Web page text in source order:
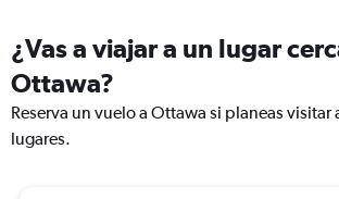
¿Vas a viajar a un lugar
Ottawa?
Reserva un vuelo a Ottawa si planeas visitar
lugares.